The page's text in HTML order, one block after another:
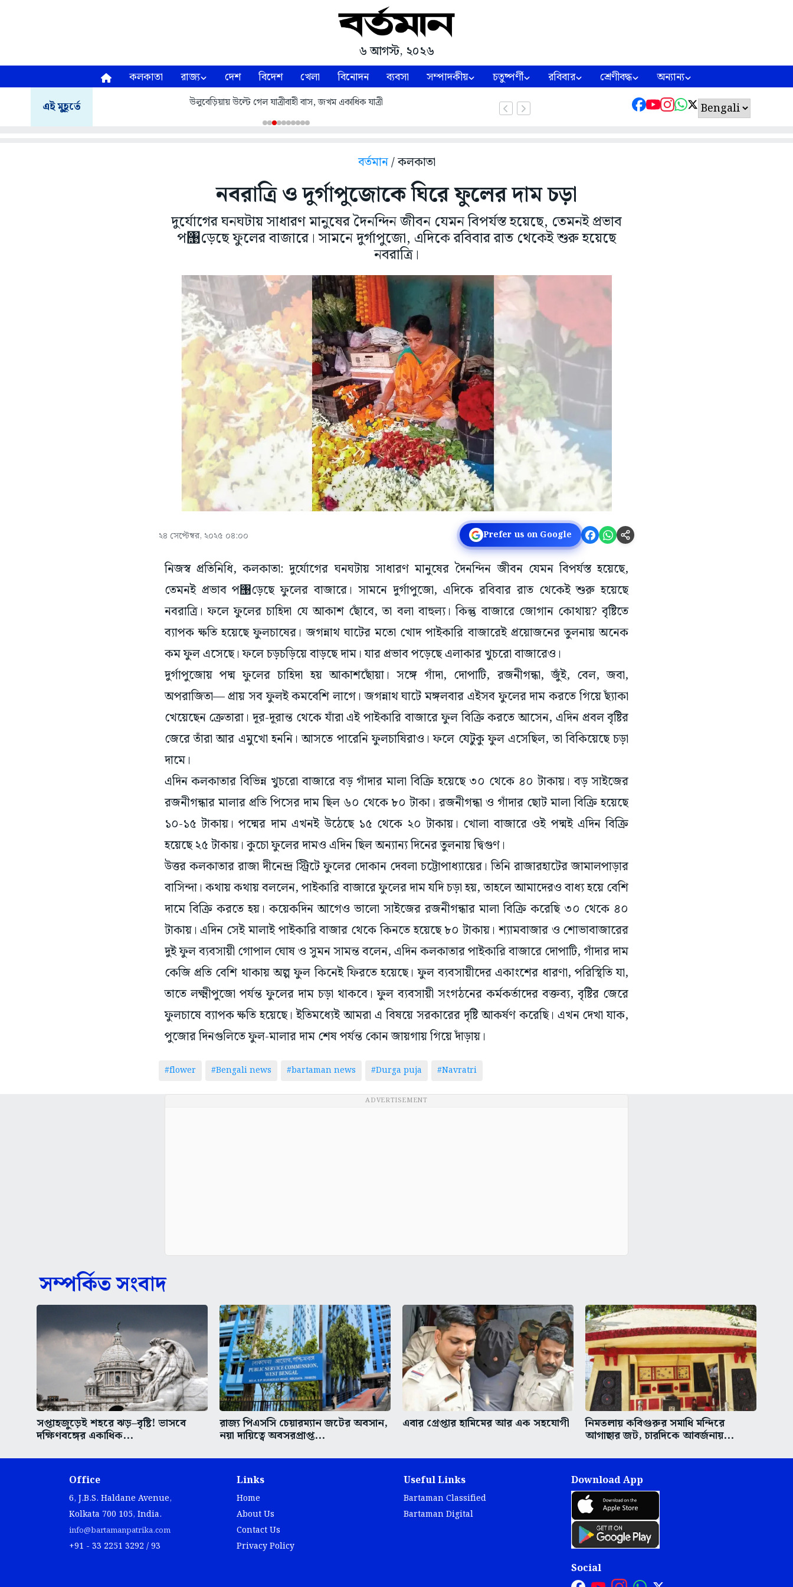
৬ আগস্ট, ২০২৬
কলকাতা রাজ্য দেশ বিদেশ খেলা বিনোদন ব্যবসা সম্পাদকীয় চতুষ্পর্ণী রবিবার শ্রেণীবদ্ধ অন্যান্য
এই মুহূর্তে উলুবেড়িয়ায় উল্টে গেল যাত্রীবাহী বাস, জখম একাধিক যাত্রী
বর্তমান/ কলকাতা
নবরাত্রি ও দুর্গাপুজোকে ঘিরে ফুলের দাম চড়া
দুর্যোগের ঘনঘটায় সাধারণ মানুষের দৈনন্দিন জীবন যেমন বিপর্যস্ত হয়েছে, তেমনই প্রভাব
প঩ড়েছে ফুলের বাজারে। সামনে দুর্গাপুজো, এদিকে রবিবার রাত থেকেই শুরু হয়েছে
নবরাত্রি।
২৪ সেপ্টেম্বর, ২০২৫ ০৪:০০ Prefer us on Google
নিজস্ব প্রতিনিধি, কলকাতা: দুর্যোগের ঘনঘটায় সাধারণ মানুষের দৈনন্দিন জীবন যেমন বিপর্যস্ত হয়েছে,
তেমনই প্রভাব প঩ড়েছে ফুলের বাজারে। সামনে দুর্গাপুজো, এদিকে রবিবার রাত থেকেই শুরু হয়েছে
নবরাত্রি। ফলে ফুলের চাহিদা যে আকাশ ছোঁবে, তা বলা বাহুল্য। কিন্তু বাজারে জোগান কোথায়? বৃষ্টিতে
ব্যাপক ক্ষতি হয়েছে ফুলচাষের। জগন্নাথ ঘাটের মতো খোদ পাইকারি বাজারেই প্রয়োজনের তুলনায় অনেক
কম ফুল এসেছে। ফলে চড়চড়িয়ে বাড়ছে দাম। যার প্রভাব পড়েছে এলাকার খুচরো বাজারেও।
দুর্গাপুজোয় পদ্ম ফুলের চাহিদা হয় আকাশছোঁয়া। সঙ্গে গাঁদা, দোপাটি, রজনীগন্ধা, জুঁই, বেল, জবা,
অপরাজিতা— প্রায় সব ফুলই কমবেশি লাগে। জগন্নাথ ঘাটে মঙ্গলবার এইসব ফুলের দাম করতে গিয়ে ছ্যাঁকা
খেয়েছেন ক্রেতারা। দূর-দূরান্ত থেকে যাঁরা এই পাইকারি বাজারে ফুল বিক্রি করতে আসেন, এদিন প্রবল বৃষ্টির
জেরে তাঁরা আর এমুখো হননি। আসতে পারেনি ফুলচাষিরাও। ফলে যেটুকু ফুল এসেছিল, তা বিকিয়েছে চড়া
দামে।
এদিন কলকাতার বিভিন্ন খুচরো বাজারে বড় গাঁদার মালা বিক্রি হয়েছে ৩০ থেকে ৪০ টাকায়। বড় সাইজের
রজনীগন্ধার মালার প্রতি পিসের দাম ছিল ৬০ থেকে ৮০ টাকা। রজনীগন্ধা ও গাঁদার ছোট মালা বিক্রি হয়েছে
১০-১৫ টাকায়। পদ্মের দাম এখনই উঠেছে ১৫ থেকে ২০ টাকায়। খোলা বাজারে ওই পদ্মই এদিন বিক্রি
হয়েছে ২৫ টাকায়। কুচো ফুলের দামও এদিন ছিল অন্যান্য দিনের তুলনায় দ্বিগুণ।
উত্তর কলকাতার রাজা দীনেন্দ্র স্ট্রিটে ফুলের দোকান দেবলা চট্টোপাধ্যায়ের। তিনি রাজারহাটের জামালপাড়ার
বাসিন্দা। কথায় কথায় বললেন, পাইকারি বাজারে ফুলের দাম যদি চড়া হয়, তাহলে আমাদেরও বাধ্য হয়ে বেশি
দামে বিক্রি করতে হয়। কয়েকদিন আগেও ভালো সাইজের রজনীগন্ধার মালা বিক্রি করেছি ৩০ থেকে ৪০
টাকায়। এদিন সেই মালাই পাইকারি বাজার থেকে কিনতে হয়েছে ৮০ টাকায়। শ্যামবাজার ও শোভাবাজারের
দুই ফুল ব্যবসায়ী গোপাল ঘোষ ও সুমন সামন্ত বলেন, এদিন কলকাতার পাইকারি বাজারে দোপাটি, গাঁদার দাম
কেজি প্রতি বেশি থাকায় অল্প ফুল কিনেই ফিরতে হয়েছে। ফুল ব্যবসায়ীদের একাংশের ধারণা, পরিস্থিতি যা,
তাতে লক্ষ্মীপুজো পর্যন্ত ফুলের দাম চড়া থাকবে। ফুল ব্যবসায়ী সংগঠনের কর্মকর্তাদের বক্তব্য, বৃষ্টির জেরে
ফুলচাষে ব্যাপক ক্ষতি হয়েছে। ইতিমধ্যেই আমরা এ বিষয়ে সরকারের দৃষ্টি আকর্ষণ করেছি। এখন দেখা যাক,
পুজোর দিনগুলিতে ফুল-মালার দাম শেষ পর্যন্ত কোন জায়গায় গিয়ে দাঁড়ায়।
#flower #Bengali news #bartaman news #Durga puja #Navratri
ADVERTISEMENT
সম্পর্কিত সংবাদ
সপ্তাহজুড়েই শহরে ঝড়–বৃষ্টি! ভাসবে
দক্ষিণবঙ্গের একাধিক...
রাজ্য পিএসসি চেয়ারম্যান জটের অবসান,
নয়া দায়িত্বে অবসরপ্রাপ্ত...
এবার গ্রেপ্তার হামিমের আর এক সহযোগী নিমতলায় কবিগুরুর সমাধি মন্দিরে
আগাছার জট, চারদিকে আবর্জনায়...
Office
6, J.B.S. Haldane Avenue,
Kolkata 700 105, India.
info@bartamanpatrika.com
+91 - 33 2251 3292 / 93
Links
Home
About Us
Contact Us
Privacy Policy
Useful Links
Bartaman Classified
Bartaman Digital
Download App
Social